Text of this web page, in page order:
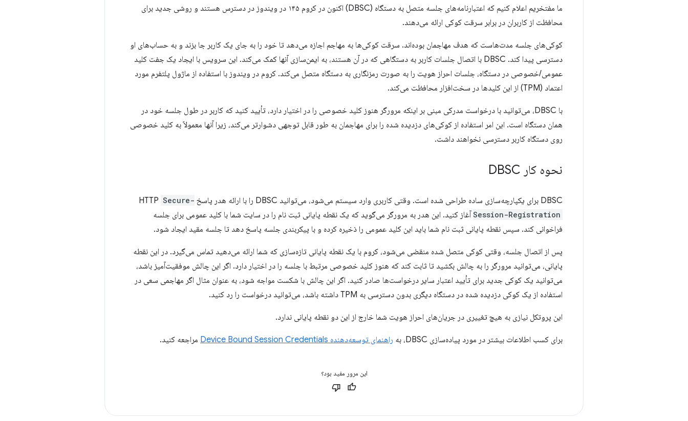
ما مفتخریم اعلام کنیم که اعتبارنامه‌های جلسه متصل به دستگاه (DBSC) اکنون در کروم ۱۴۵ در ویندوز در دسترس هستند و روشی جدید برای
محافظت از کاربران در برابر سرقت کوکی ارائه می‌دهند.
کوکی‌های جلسه مدت‌هاست که هدف مهاجمان بوده‌اند. سرقت کوکی‌ها به مهاجم اجازه می‌دهد تا خود را به جای یک کاربر جا بزند و به حساب‌های او
دسترسی پیدا کند. DBSC با اتصال جلسات کاربر به دستگاهی که در آن هستند، به ایمن‌سازی آنها کمک می‌کند. این سرویس با ایجاد یک جفت کلید
عمومی/خصوصی در دستگاه، جلسات احراز هویت را به صورت رمزنگاری به دستگاه متصل می‌کند. کروم در ویندوز با استفاده از ماژول پلتفرم مورد
اعتماد (TPM) از این کلیدها در سخت‌افزار محافظت می‌کند.
با DBSC، می‌توانید با درخواست مدرکی مبنی بر اینکه مرورگر هنوز کلید خصوصی را در اختیار دارد، تأیید کنید که کاربر در طول جلسه خود در
همان دستگاه است. این امر استفاده از کوکی‌های دزدیده شده را برای مهاجمان به طور قابل توجهی دشوارتر می‌کند، زیرا آنها معمولاً به کلید خصوصی
روی دستگاه کاربر دسترسی نخواهند داشت.
نحوه کار DBSC
DBSC برای یکپارچه‌سازی ساده طراحی شده است. وقتی کاربری وارد سیستم می‌شود، می‌توانید DBSC را با ارائه هدر پاسخ HTTP
Secure-
Session-Registration آغاز کنید. این هدر به مرورگر می‌گوید که یک نقطه پایانی ثبت نام را در سایت شما با کلید عمومی برای جلسه
فراخوانی کند. سپس نقطه پایانی ثبت نام شما باید این کلید عمومی را ذخیره کرده و با پیکربندی جلسه پاسخ دهد تا جلسه مقید ایجاد شود.
پس از اتصال جلسه، وقتی کوکی متصل شده منقضی می‌شود، کروم با یک نقطه پایانی تازه‌سازی که شما ارائه می‌دهید تماس می‌گیرد. در این نقطه
پایانی، می‌توانید مرورگر را به چالش بکشید تا ثابت کند که هنوز کلید خصوصی مرتبط با جلسه را در اختیار دارد. اگر این چالش موفقیت‌آمیز باشد،
می‌توانید یک کوکی جدید برای تأیید اعتبار سایر درخواست‌ها صادر کنید. اگر این چالش با شکست مواجه شود، به عنوان مثال اگر مهاجمی سعی در
استفاده از یک کوکی دزدیده شده در دستگاه دیگری بدون دسترسی به TPM داشته باشد، می‌توانید درخواست را رد کنید.
این پروتکل نیازی به هیچ تغییری در جریان‌های احراز هویت شما خارج از این دو نقطه پایانی ندارد.
برای کسب اطلاعات بیشتر در مورد پیاده‌سازی DBSC، به راهنمای توسعه‌دهنده Device Bound Session Credentials مراجعه کنید.
این مرور مفید بود؟